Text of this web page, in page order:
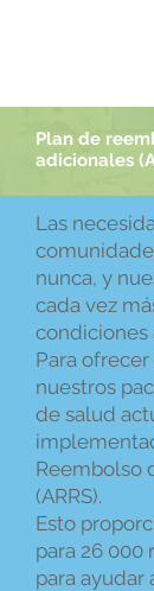
Plan de
adicionales
Las
nunca, y
cada vez
condiciones
Para
nuestros
de salud
Reembolso
(ARRS).
Esto
para 26 000
para ayudar